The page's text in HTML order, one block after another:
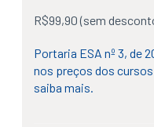
R$99,90 (sem
Portaria ESA nº 3, de
nos preços dos
saiba mais.